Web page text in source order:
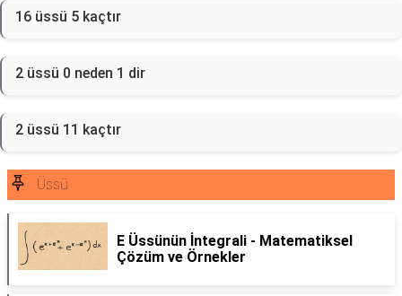
16 üssü 5 kaçtır
2 üssü 0 neden 1 dir
2 üssü 11 kaçtır
Üssü
E Üssünün İntegrali - Matematiksel
Çözüm ve Örnekler